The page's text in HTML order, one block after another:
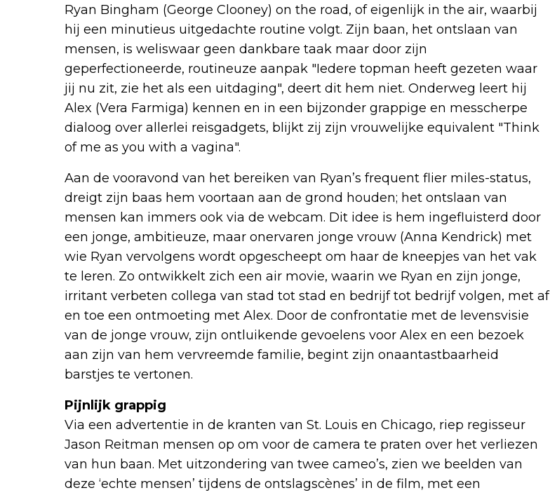
Ryan Bingham (George Clooney) on the road, of eigenlijk in the air, waarbij
hij een minutieus uitgedachte routine volgt. Zijn baan, het ontslaan van
mensen, is weliswaar geen dankbare taak maar door zijn
geperfectioneerde, routineuze aanpak "Iedere topman heeft gezeten waar
jij nu zit, zie het als een uitdaging", deert dit hem niet. Onderweg leert hij
Alex (Vera Farmiga) kennen en in een bijzonder grappige en messcherpe
dialoog over allerlei reisgadgets, blijkt zij zijn vrouwelijke equivalent "Think
of me as you with a vagina".
Aan de vooravond van het bereiken van Ryan’s frequent flier miles-status,
dreigt zijn baas hem voortaan aan de grond houden; het ontslaan van
mensen kan immers ook via de webcam. Dit idee is hem ingefluisterd door
een jonge, ambitieuze, maar onervaren jonge vrouw (Anna Kendrick) met
wie Ryan vervolgens wordt opgescheept om haar de kneepjes van het vak
te leren. Zo ontwikkelt zich een air movie, waarin we Ryan en zijn jonge,
irritant verbeten collega van stad tot stad en bedrijf tot bedrijf volgen, met af
en toe een ontmoeting met Alex. Door de confrontatie met de levensvisie
van de jonge vrouw, zijn ontluikende gevoelens voor Alex en een bezoek
aan zijn van hem vervreemde familie, begint zijn onaantastbaarheid
barstjes te vertonen.
Pijnlijk grappig
Via een advertentie in de kranten van St. Louis en Chicago, riep regisseur
Jason Reitman mensen op om voor de camera te praten over het verliezen
van hun baan. Met uitzondering van twee cameo’s, zien we beelden van
deze ‘echte mensen’ tijdens de ontslagscènes’ in de film, met een